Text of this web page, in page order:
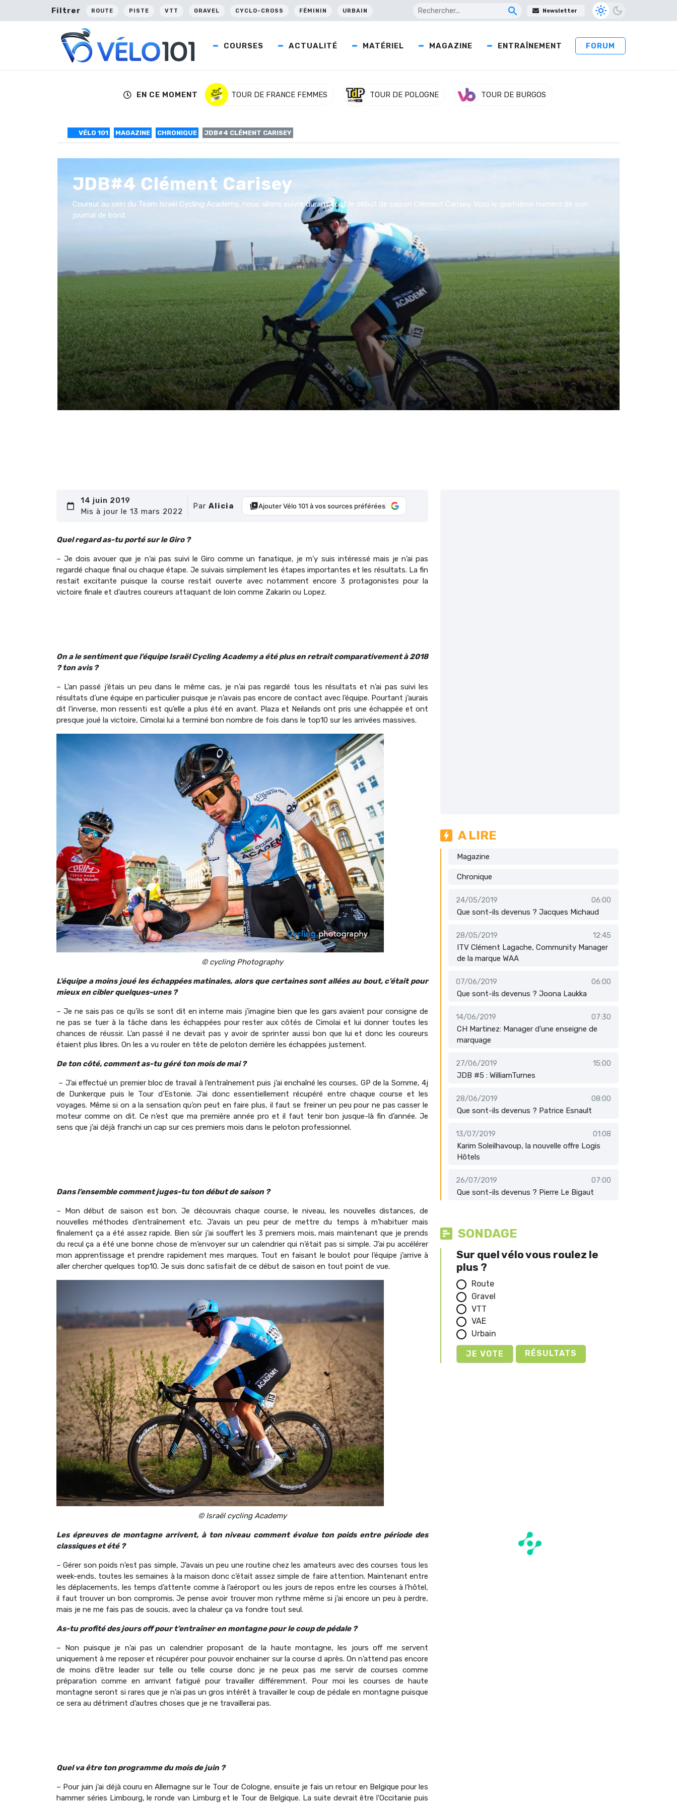
Filtrer ROUTE PISTE VTT GRAVEL CYCLO-CROSS FÉMININ URBAIN Newsletter
COURSES ACTUALITÉ MATÉRIEL MAGAZINE ENTRAÎNEMENT FORUM
EN CE MOMENT TOUR DE FRANCE FEMMES TOUR DE POLOGNE TOUR DE BURGOS
VÉLO 101 MAGAZINE CHRONIQUE JDB#4 CLÉMENT CARISEY
JDB#4 Clément Carisey
Coureur au sein du Team Israël Cycling Academy, nous allons suivre durant tout le début de saison Clément Carisey. Voici le quatrième numéro de son
journal de bord.
14 juin 2019
Mis à jour le 13 mars 2022
Par Alicia Ajouter Vélo 101 à vos sources préférées
Quel regard as-tu porté sur le Giro ?
– Je dois avouer que je n’ai pas suivi le Giro comme un fanatique, je m’y suis intéressé mais je n’ai pas
regardé chaque final ou chaque étape. Je suivais simplement les étapes importantes et les résultats. La fin
restait excitante puisque la course restait ouverte avec notamment encore 3 protagonistes pour la
victoire finale et d’autres coureurs attaquant de loin comme Zakarin ou Lopez.
On a le sentiment que l’équipe Israël Cycling Academy a été plus en retrait comparativement à 2018
? ton avis ?
– L’an passé j’étais un peu dans le même cas, je n’ai pas regardé tous les résultats et n’ai pas suivi les
résultats d’une équipe en particulier puisque je n’avais pas encore de contact avec l’équipe. Pourtant j’aurais
dit l’inverse, mon ressenti est qu’elle a plus été en avant. Plaza et Neilands ont pris une échappée et ont
presque joué la victoire, Cimolai lui a terminé bon nombre de fois dans le top10 sur les arrivées massives.
© cycling Photography
L’équipe a moins joué les échappées matinales, alors que certaines sont allées au bout, c’était pour
mieux en cibler quelques-unes ?
– Je ne sais pas ce qu’ils se sont dit en interne mais j’imagine bien que les gars avaient pour consigne de
ne pas se tuer à la tâche dans les échappées pour rester aux côtés de Cimolai et lui donner toutes les
chances de réussir. L’an passé il ne devait pas y avoir de sprinter aussi bon que lui et donc les coureurs
étaient plus libres. On les a vu rouler en tête de peloton derrière les échappées justement.
De ton côté, comment as-tu géré ton mois de mai ?
– J’ai effectué un premier bloc de travail à l’entraînement puis j’ai enchaîné les courses, GP de la Somme, 4j
de Dunkerque puis le Tour d’Estonie. J’ai donc essentiellement récupéré entre chaque course et les
voyages. Même si on a la sensation qu’on peut en faire plus, il faut se freiner un peu pour ne pas casser le
moteur comme on dit. Ce n’est que ma première année pro et il faut tenir bon jusque-là fin d’année. Je
sens que j’ai déjà franchi un cap sur ces premiers mois dans le peloton professionnel.
Dans l’ensemble comment juges-tu ton début de saison ?
– Mon début de saison est bon. Je découvrais chaque course, le niveau, les nouvelles distances, de
nouvelles méthodes d’entraînement etc. J’avais un peu peur de mettre du temps à m’habituer mais
finalement ça a été assez rapide. Bien sûr j’ai souffert les 3 premiers mois, mais maintenant que je prends
du recul ça a été une bonne chose de m’envoyer sur un calendrier qui n’était pas si simple. J’ai pu accélérer
mon apprentissage et prendre rapidement mes marques. Tout en faisant le boulot pour l’équipe j’arrive à
aller chercher quelques top10. Je suis donc satisfait de ce début de saison en tout point de vue.
© Israël cycling Academy
Les épreuves de montagne arrivent, à ton niveau comment évolue ton poids entre période des
classiques et été ?
– Gérer son poids n’est pas simple, J’avais un peu une routine chez les amateurs avec des courses tous les
week-ends, toutes les semaines à la maison donc c’était assez simple de faire attention. Maintenant entre
les déplacements, les temps d’attente comme à l’aéroport ou les jours de repos entre les courses à l’hôtel,
il faut trouver un bon compromis. Je pense avoir trouver mon rythme même si j’ai encore un peu à perdre,
mais je ne me fais pas de soucis, avec la chaleur ça va fondre tout seul.
As-tu profité des jours off pour t’entraîner en montagne pour le coup de pédale ?
– Non puisque je n’ai pas un calendrier proposant de la haute montagne, les jours off me servent
uniquement à me reposer et récupérer pour pouvoir enchainer sur la course d après. On n’attend pas encore
de moins d’être leader sur telle ou telle course donc je ne peux pas me servir de courses comme
préparation comme en arrivant fatigué pour travailler différemment. Pour moi les courses de haute
montagne seront si rares que je n’ai pas un gros intérêt à travailler le coup de pédale en montagne puisque
ce sera au détriment d’autres choses que je ne travaillerai pas.
Quel va être ton programme du mois de juin ?
– Pour juin j’ai déjà couru en Allemagne sur le Tour de Cologne, ensuite je fais un retour en Belgique pour les
hammer séries Limbourg, le ronde van Limburg et le Tour de Belgique. La suite devrait être l’Occitanie puis
A LIRE
Magazine
Chronique
24/05/2019
06:00
Que sont-ils devenus ? Jacques Michaud
28/05/2019
12:45
ITV Clément Lagache, Community Manager
de la marque WAA
07/06/2019
06:00
Que sont-ils devenus ? Joona Laukka
14/06/2019
07:30
CH Martinez: Manager d'une enseigne de
marquage
27/06/2019
15:00
JDB #5 : WilliamTurnes
28/06/2019
08:00
Que sont-ils devenus ? Patrice Esnault
13/07/2019
01:08
Karim Soleilhavoup, la nouvelle offre Logis
Hôtels
26/07/2019
07:00
Que sont-ils devenus ? Pierre Le Bigaut
SONDAGE
Sur quel vélo vous roulez le
plus ?
Route
Gravel
VTT
VAE
Urbain
RÉSULTATS